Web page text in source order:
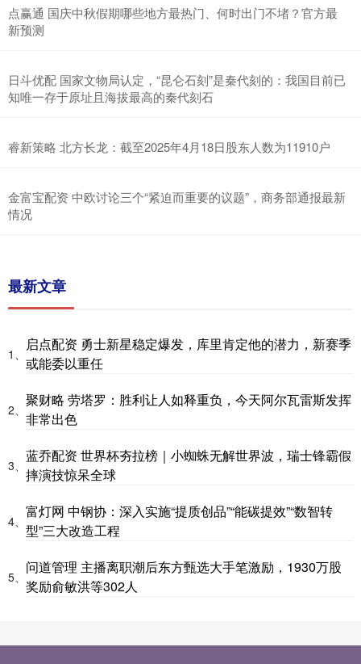
点赢通 国庆中秋假期哪些地方最热门、何时出门不堵？官方最
新预测
日斗优配 国家文物局认定，“昆仑石刻”是秦代刻的：我国目前已
知唯一存于原址且海拔最高的秦代刻石
睿新策略 北方长龙：截至2025年4月18日股东人数为11910户
金富宝配资 中欧讨论三个“紧迫而重要的议题”，商务部通报最新
情况
最新文章
1、
启点配资 勇士新星稳定爆发，库里肯定他的潜力，新赛季
或能委以重任
2、
聚财略 劳塔罗：胜利让人如释重负，今天阿尔瓦雷斯发挥
非常出色
3、
蓝乔配资 世界杯夯拉榜｜小蜘蛛无解世界波，瑞士锋霸假
摔演技惊呆全球
4、
富灯网 中钢协：深入实施“提质创品”“能碳提效”“数智转
型”三大改造工程
5、
问道管理 主播离职潮后东方甄选大手笔激励，1930万股
奖励俞敏洪等302人